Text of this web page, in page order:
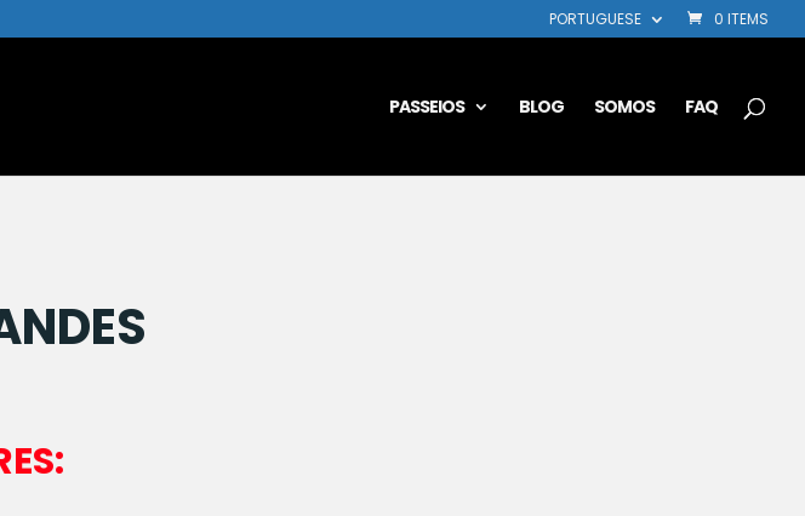
PORTUGUESE 0 ITEMS
PASSEIOS BLOG SOMOS FAQ